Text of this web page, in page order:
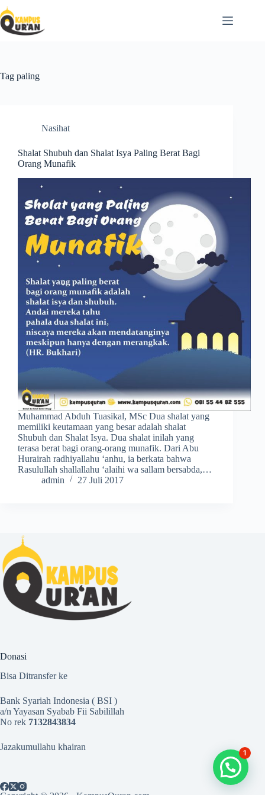
Tag paling
Nasihat
Shalat Shubuh dan Shalat Isya Paling Berat Bagi
Orang Munafik
Muhammad Abduh Tuasikal, MSc Dua shalat yang
memiliki keutamaan yang besar adalah shalat
Shubuh dan Shalat Isya. Dua shalat inilah yang
terasa berat bagi orang-orang munafik. Dari Abu
Hurairah radhiyallahu ‘anhu, ia berkata bahwa
Rasulullah shallallahu ‘alaihi wa sallam bersabda,…
admin
27 Juli 2017
Donasi
Bisa Ditransfer ke
Bank Syariah Indonesia ( BSI )
a/n Yayasan Syabab Fii Sabilillah
No rek 7132843834
Jazakumullahu khairan
1